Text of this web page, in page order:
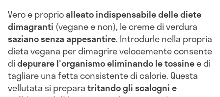
Vero e proprioalleato indispensabile delle diete
dimagranti (vegane e non), le creme di verdura
saziano senza appesantire. Introdurle nella propria
dieta vegana per dimagrire velocemente consente
didepurare l'organismo eliminando le tossinee di
tagliare una fetta consistente di calorie. Questa
vellutata si preparatritando gli scalogni e